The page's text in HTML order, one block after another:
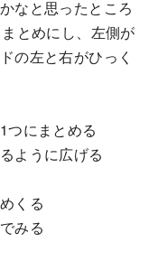
なと思ったところ
とめにし、左側が
の左と右がひっく
つにまとめる
ように広げる
くる
みる